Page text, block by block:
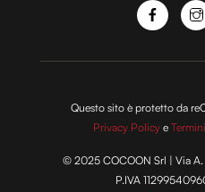
Questo sito è protetto da
Privacy Policy e
© 2025 COCOON Srl | Via
P.IVA